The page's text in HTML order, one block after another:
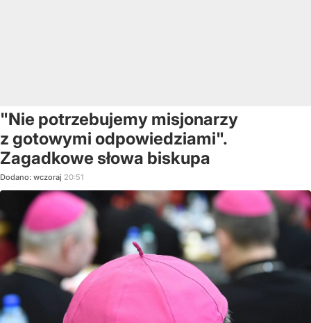
"Nie potrzebujemy misjonarzy
z gotowymi odpowiedziami".
Zagadkowe słowa biskupa
Dodano: wczoraj 20:51